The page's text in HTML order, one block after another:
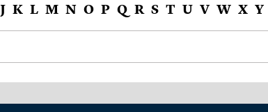
J K L M N O P Q R S T U V W X Y